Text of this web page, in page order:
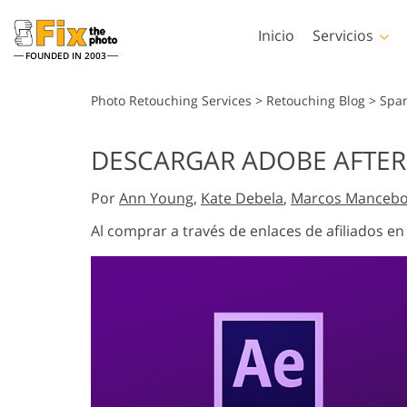
FOUNDED IN 2003
Inicio Servicios
Servicios de retoque en la
Fotos de Bodas
Modelos
para prendas
Lightroom
Preestablecidos de
Lightroom
Colecciones completas
de preajustes LR
Ajustes preestablecidos
de mejor oferta
Acciones de
Pinceles de
Superposiciones
Texturas de
Ps superpone
Photo Retouching Services > Retouching Blog >
DESCARGAR ADOBE
PorAnn Young, Kate Debela, Marcos Mancebo
Al comprar a través de enlaces de afiliados